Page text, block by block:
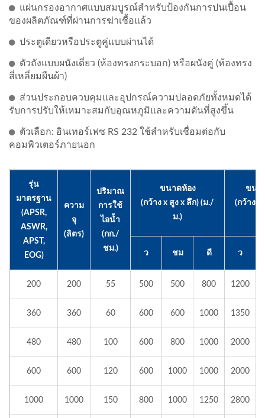
แผ่นกรองอากาศแบบสมบูรณ์สำหรับป้องกันการปนเปื้อน
ของผลิตภัณฑ์ที่ผ่านการฆ่าเชื้อแล้ว
ประตูเดียวหรือประตูคู่แบบผ่านได้
ตัวถังแบบผนังเดี่ยว (ห้องทรงกระบอก) หรือผนังคู่ (ห้องทรง
สี่เหลี่ยมผืนผ้า)
ส่วนประกอบควบคุมและอุปกรณ์ความปลอดภัยทั้งหมดได้
รับการปรับให้เหมาะสมกับอุณหภูมิและความดันที่สูงขึ้น
ตัวเลือก: อินเทอร์เฟซ RS 232 ใช้สำหรับเชื่อมต่อกับ
คอมพิวเตอร์ภายนอก
รุ่น
มาตรฐาน
(APSR,
ASWR,
APST,
EOG)
ความ
จุ
(ลิตร)
ปริมาณ
การใช้
ไอน้ำ
(กก./
ชม.)
ขนาดห้อง
(กว้าง x สูง x ลึก) (ม./
ม.)
ขนา
(กว้าง x
ว ชม ดี ว
200 200 55 500 500 800 1200
360 360 60 600 600 1000 1350
480 480 100 600 800 1000 2000
600 600 120 600 1000 1000 2000
1000 1000 150 800 1000 1250 2800